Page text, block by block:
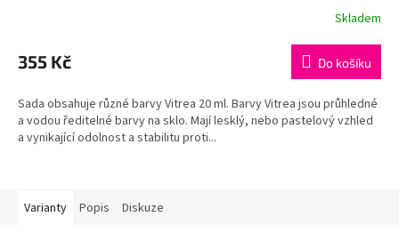
Skladem
355 Kč Do košíku
Sada obsahuje různé barvy Vitrea 20 ml. Barvy Vitrea jsou průhledné
a vodou ředitelné barvy na sklo. Mají lesklý, nebo pastelový vzhled
a vynikající odolnost a stabilitu proti...
Varianty Popis Diskuze